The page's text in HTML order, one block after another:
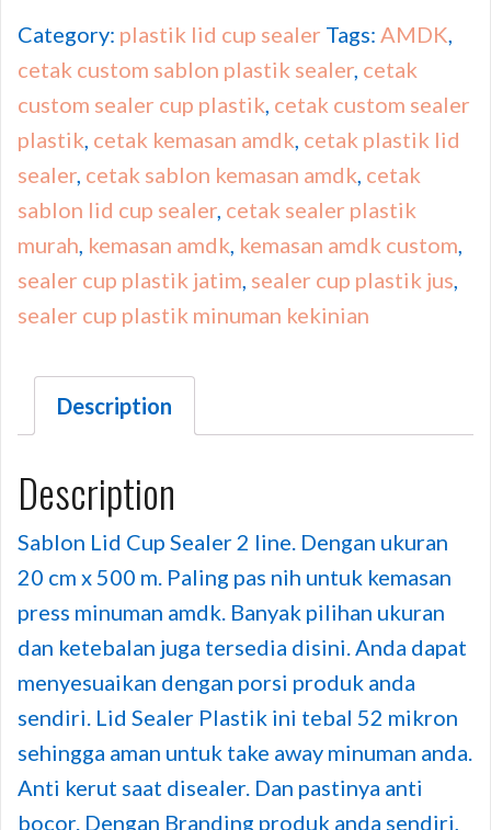
Category: plastik lid cup sealer Tags: AMDK
cetak custom sablon plastik sealer cetak
custom sealer cup plastik cetak custom sealer
plastik cetak kemasan amdk cetak plastik lid
sealer cetak sablon kemasan amdk cetak
sablon lid cup sealer cetak sealer plastik
murah kemasan amdk kemasan amdk custom
sealer cup plastik jatim sealer cup plastik jus
sealer cup plastik minuman kekinian
Description
Description
Sablon Lid Cup Sealer 2 line. Dengan ukuran
20 cm x 500 m. Paling pas nih untuk kemasan
press minuman amdk. Banyak pilihan ukuran
dan ketebalan juga tersedia disini. Anda dapat
menyesuaikan dengan porsi produk anda
sendiri. Lid Sealer Plastik ini tebal 52 mikron
sehingga aman untuk take away minuman anda.
Anti kerut saat disealer. Dan pastinya anti
bocor. Dengan Branding produk anda sendiri,